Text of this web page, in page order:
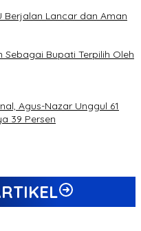
Berjalan Lancar dan Aman
Bupati Terpilih Oleh
Agus-Nazar Unggul 61
39 Persen